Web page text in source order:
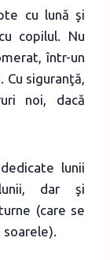
cu lună şi
copilul. Nu
într-un
Cu siguranţă,
noi, dacă
lunii
dar şi
(care se
soarele).